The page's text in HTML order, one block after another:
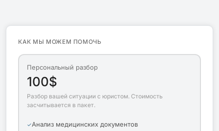
КАК МЫ МОЖЕМ ПОМОЧЬ
Персональный разбор
100$
Разбор вашей ситуации с юристом. Стоимость
засчитывается в пакет.
Анализ медицинских документов